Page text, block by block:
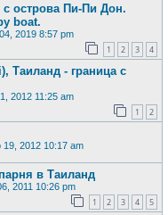
острова Пи-Пи Дон.
boat.
2019 8:57 pm
1 2 3 4
Таиланд - граница с
2012 11:25 am
1 2
2012 10:17 am
в Таиланд
2011 10:26 pm
1 2 3 4 5